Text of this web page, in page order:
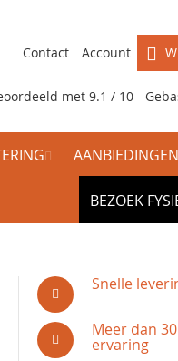
Contact Account
met 9.1 / 10 -
AANBIEDINGEN
BEZOEK
Snelle
Meer dan
ervaring